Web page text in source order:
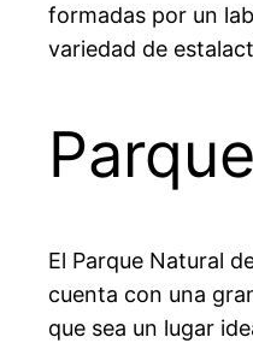
formadas por un
variedad de
El Parque Natural
cuenta con una
que sea un lugar